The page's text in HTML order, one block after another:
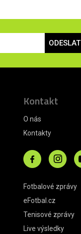
ODESLAT
Kontakt
O nás
Kontakty
Fotbalové zprávy
eFotbal.cz
Tenisové zprávy
Live výsledky